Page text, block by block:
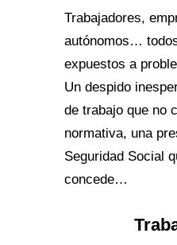
Trabajadores,
autónomos…
expuestos a
Un despido
de trabajo que no
normativa, una
Seguridad Social
concede…